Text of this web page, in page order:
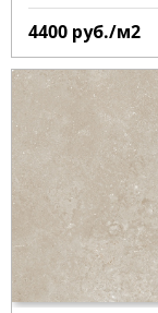
4400 руб./м2